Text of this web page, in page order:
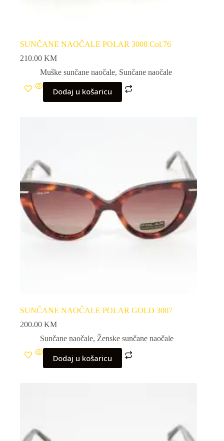
SUNČANE NAOČALE POLAR 3008 Col.76
210.00 KM
Muške sunčane naočale, Sunčane naočale
Dodaj u košaricu
SUNČANE NAOČALE POLAR GOLD 3007
200.00 KM
Sunčane naočale, Ženske sunčane naočale
Dodaj u košaricu